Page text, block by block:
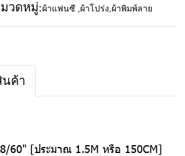
วดหมู่:ผ้าแฟนซี ,ผ้าโปร่ง,ผ้าพิมพ์ลาย
นค้า
60" [ประมาณ 1.5M หรือ 150CM]